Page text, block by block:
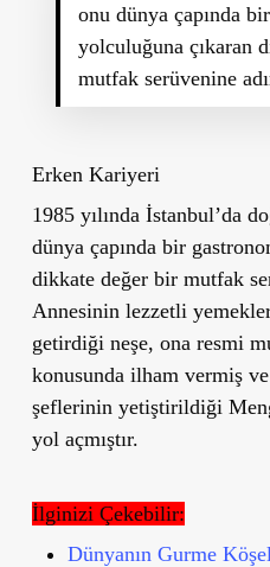
onu dünya çapında
yolculuğuna çıkaran
mutfak serüvenine
Erken Kariyeri
1985 yılında İstanbul’da
dünya çapında bir
dikkate değer bir mutfak
Annesinin lezzetli
getirdiği neşe, ona resmi
konusunda ilham vermiş
şeflerinin yetiştirildiği
yol açmıştır.
İlginizi Çekebilir:
Dünyanın Gurme